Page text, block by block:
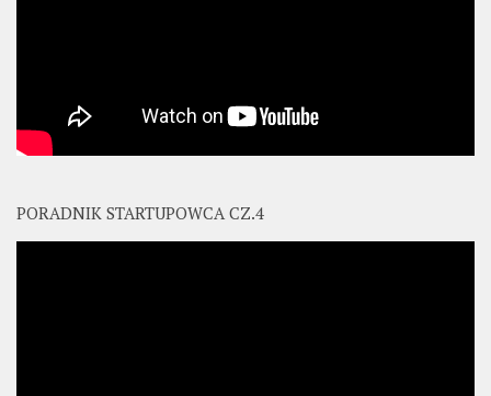
PORADNIK STARTUPOWCA CZ.4